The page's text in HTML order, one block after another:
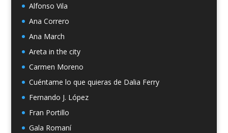
Alfonso Vila
Ana Correro
Ana March
Areta in the city
Carmen Moreno
Cuéntame lo que quieras de Dalia Ferry
Fernando J. López
Fran Portillo
Gala Romaní